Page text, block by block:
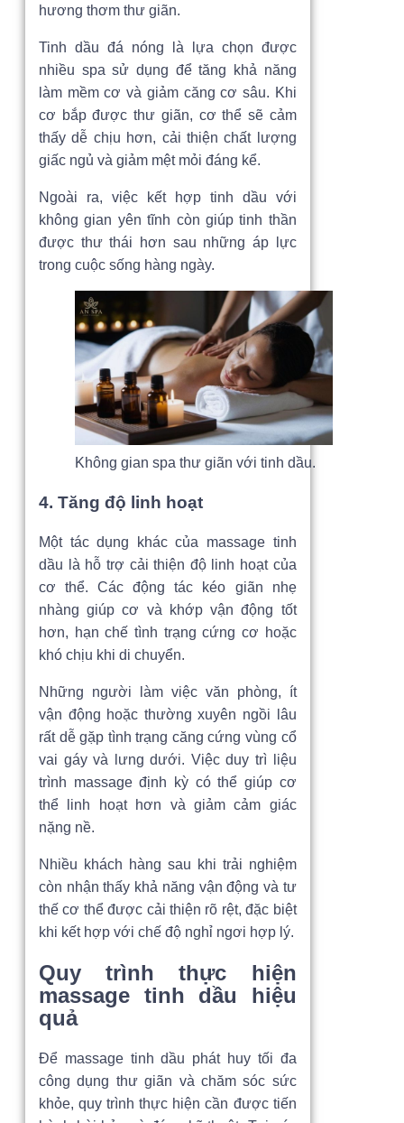
hương thơm thư giãn.
Tinh dầu đá nóng là lựa chọn được
nhiều spa sử dụng để tăng khả năng
làm mềm cơ và giảm căng cơ sâu. Khi
cơ bắp được thư giãn, cơ thể sẽ cảm
thấy dễ chịu hơn, cải thiện chất lượng
giấc ngủ và giảm mệt mỏi đáng kể.
Ngoài ra, việc kết hợp tinh dầu với
không gian yên tĩnh còn giúp tinh thần
được thư thái hơn sau những áp lực
trong cuộc sống hàng ngày.
Không gian spa thư giãn với tinh dầu.
4. Tăng độ linh hoạt
Một tác dụng khác của massage tinh
dầu là hỗ trợ cải thiện độ linh hoạt của
cơ thể. Các động tác kéo giãn nhẹ
nhàng giúp cơ và khớp vận động tốt
hơn, hạn chế tình trạng cứng cơ hoặc
khó chịu khi di chuyển.
Những người làm việc văn phòng, ít
vận động hoặc thường xuyên ngồi lâu
rất dễ gặp tình trạng căng cứng vùng cổ
vai gáy và lưng dưới. Việc duy trì liệu
trình massage định kỳ có thể giúp cơ
thể linh hoạt hơn và giảm cảm giác
nặng nề.
Nhiều khách hàng sau khi trải nghiệm
còn nhận thấy khả năng vận động và tư
thế cơ thể được cải thiện rõ rệt, đặc biệt
khi kết hợp với chế độ nghỉ ngơi hợp lý.
Quy trình thực hiện
massage tinh dầu hiệu
quả
Để massage tinh dầu phát huy tối đa
công dụng thư giãn và chăm sóc sức
khỏe, quy trình thực hiện cần được tiến